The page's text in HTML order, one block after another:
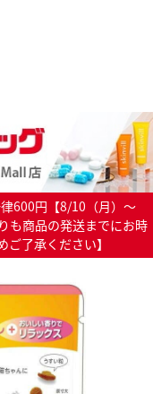
600円【8/10（月）～
も商品の発送までにお時
了承ください】